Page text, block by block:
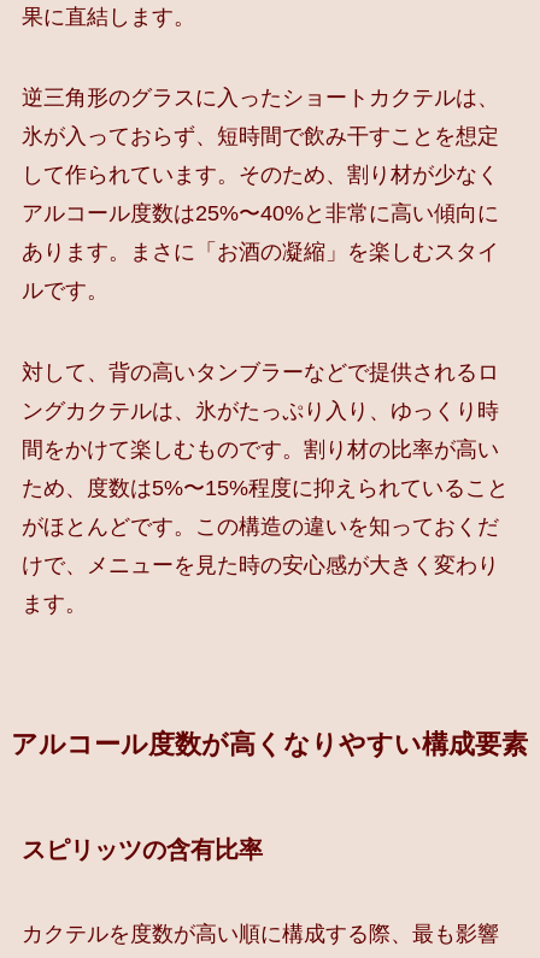
果に直結します。
逆三角形のグラスに入ったショートカクテルは、
氷が入っておらず、短時間で飲み干すことを想定
して作られています。そのため、割り材が少なく
アルコール度数は25%〜40%と非常に高い傾向に
あります。まさに「お酒の凝縮」を楽しむスタイ
ルです。
対して、背の高いタンブラーなどで提供されるロ
ングカクテルは、氷がたっぷり入り、ゆっくり時
間をかけて楽しむものです。割り材の比率が高い
ため、度数は5%〜15%程度に抑えられていること
がほとんどです。この構造の違いを知っておくだ
けで、メニューを見た時の安心感が大きく変わり
ます。
アルコール度数が高くなりやすい構成要素
スピリッツの含有比率
カクテルを度数が高い順に構成する際、最も影響